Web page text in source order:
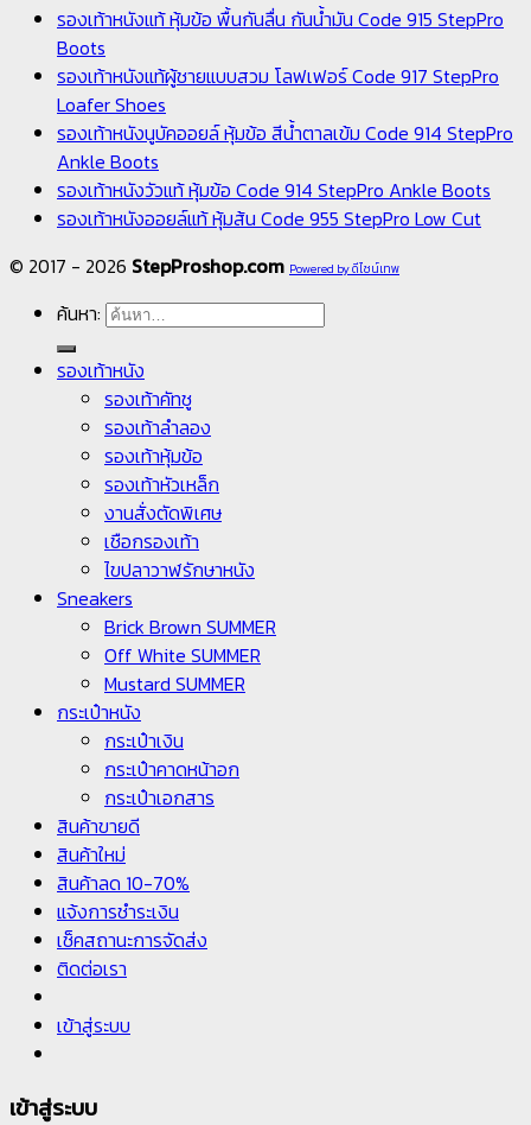
รองเท้าหนังแท้ หุ้มข้อ พื้นกันลื่น กันน้ำมัน Code 915 StepPro
Boots
รองเท้าหนังแท้ผู้ชายแบบสวม โลฟเฟอร์ Code 917 StepPro
Loafer Shoes
รองเท้าหนังนูบัคออยล์ หุ้มข้อ สีน้ำตาลเข้ม Code 914 StepPro
Ankle Boots
รองเท้าหนังวัวแท้ หุ้มข้อ Code 914 StepPro Ankle Boots
รองเท้าหนังออยล์แท้ หุ้มส้น Code 955 StepPro Low Cut
© 2017 - 2026 StepProshop.com Powered by ดีไซน์เทพ
ค้นหา:
รองเท้าหนัง
รองเท้าคัทชู
รองเท้าลำลอง
รองเท้าหุ้มข้อ
รองเท้าหัวเหล็ก
งานสั่งตัดพิเศษ
เชือกรองเท้า
ไขปลาวาฬรักษาหนัง
Sneakers
Brick Brown SUMMER
Off White SUMMER
Mustard SUMMER
กระเป๋าหนัง
กระเป๋าเงิน
กระเป๋าคาดหน้าอก
กระเป๋าเอกสาร
สินค้าขายดี
สินค้าใหม่
สินค้าลด 10-70%
แจ้งการชำระเงิน
เช็คสถานะการจัดส่ง
ติดต่อเรา
เข้าสู่ระบบ
เข้าสู่ระบบ